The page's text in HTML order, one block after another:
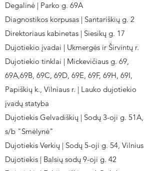
Degalinė | Parko g. 69A
Diagnostikos korpusas | Santariškių g. 2
Direktoriaus kabinetas | Siesikų g. 17
Dujotiekio įvadai | Ukmergės ir Širvintų r.
Dujotiekio tinklai | Mickevičiaus g. 69,
69A,69B, 69C, 69D, 69E, 69F, 69H, 69I,
Papiškių k., Vilniaus r. | Lauko dujotiekio
įvadų statyba
Dujotiekis Gelvadiškių | Sodų 3-oji g. 51A,
s/b "Smėlynė"
Dujotiekis Verkių | Sodų 5-oji g. 54, Vilnius
Dujotiekis | Balsių sodų 9-oji g. 42